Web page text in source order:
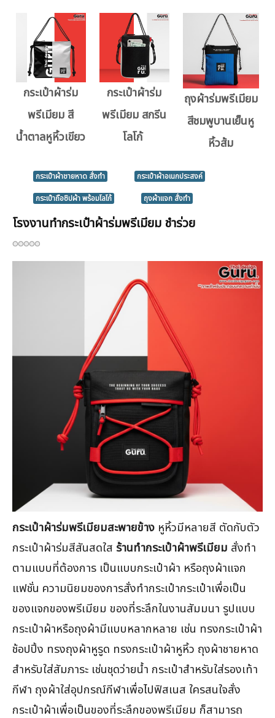
กระเป๋าผ้าร่ม
พรีเมียม สี
น้ำตาลหูหิ้วเขียว
กระเป๋าผ้าร่ม
พรีเมียม สกรีน
โลโก้
ถุงผ้าร่มพรีเมียม
สีชมพูบานเย็นหู
หิ้วส้ม
กระเป๋าผ้าชายหาด สั่งทำ
กระเป๋าผ้าอเนกประสงค์
กระเป๋าถือซิปผ้า พร้อมโลโก้
ถุงผ้าแจก สั่งทำ
โรงงานทำกระเป๋าผ้าร่มพรีเมียม ชำร่วย
กระเป๋าผ้าร่มพรีเมียมสะพายข้าง หูหิ้วมีหลายสี ตัดกับตัว
กระเป๋าผ้าร่มสีสันสดใส ร้านทำกระเป๋าผ้าพรีเมียม สั่งทำ
ตามแบบที่ต้องการ เป็นแบบกระเป๋าผ้า หรือถุงผ้าแจก
แฟชั่น ความนิยมของการสั่งทำกระเป๋ากระเป๋าเพื่อเป็น
ของแจกของพรีเมียม ของที่ระลึกในงานสัมมนา รูปแบบ
กระเป๋าผ้าหรือถุงผ้ามีแบบหลากหลาย เช่น ทรงกระเป๋าผ้า
ช้อปปิ้ง ทรงถุงผ้าหูรูด ทรงกระเป๋าผ้าหูหิ้ว ถุงผ้าชายหาด
สำหรับใส่สัมภาระ เช่นชุดว่ายน้ำ กระเป๋าสำหรับใส่รองเท้า
กีฬา ถุงผ้าใส่อุปกรณ์กีฬาเพื่อไปฟิสเนส ใครสนใจสั่ง
กระเป๋าผ้าเพื่อเป็นของที่ระลึกของพรีเมียม ก็สามารถ